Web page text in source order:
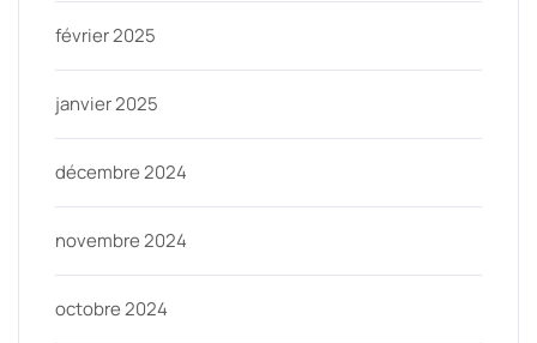
février 2025
janvier 2025
décembre 2024
novembre 2024
octobre 2024